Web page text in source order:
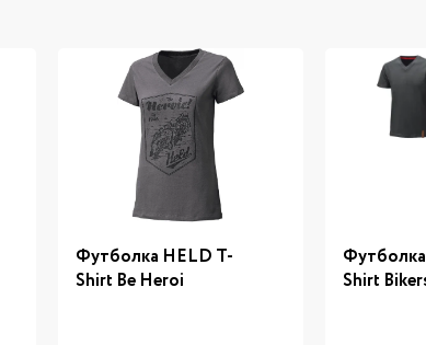
Футболка HELD T-
Shirt Be Heroi
Shirt